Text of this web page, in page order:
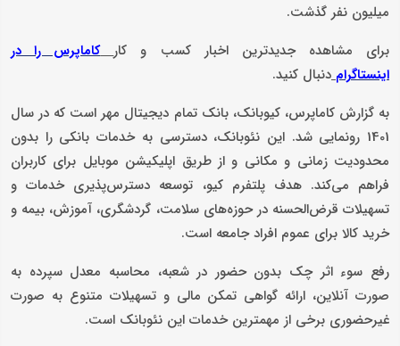
میلیون نفر گذشت.
برای مشاهده جدیدترین اخبار کسب و کار
کاماپرس را در
اینستاگرام دنبال کنید.
به گزارش کاماپرس، کیوبانک، بانک تمام دیجیتال مهر است که در سال
1401 رونمایی شد. این نئوبانک، دسترسی به خدمات بانکی را بدون
محدودیت زمانی و مکانی و از طریق اپلیکیشن موبایل برای کاربران
فراهم می‌کند. هدف پلتفرم کیو، توسعه دسترس‌پذیری خدمات و
تسهیلات قرض‌الحسنه در حوزه‌های سلامت، گردشگری، آموزش، بیمه و
خرید کالا برای عموم افراد جامعه است.
رفع سوء اثر چک بدون حضور در شعبه، محاسبه معدل سپرده به
صورت آنلاین، ارائه گواهی تمکن مالی و تسهیلات متنوع به صورت
غیرحضوری برخی از مهمترین خدمات این نئوبانک است.